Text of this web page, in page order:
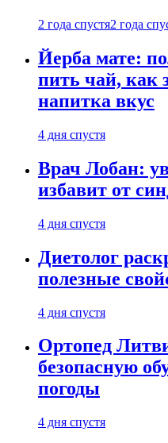
2 года спустя2 года
Йерба мате:
пить чай, как
напитка вкус
4 дня спустя
Врач Лобан:
избавит от
4 дня спустя
Диетолог
полезные
4 дня спустя
Ортопед
безопасную
погоды
4 дня спустя